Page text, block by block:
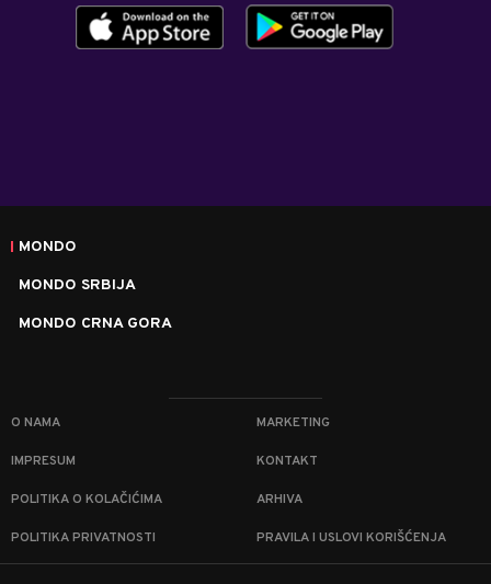
MONDO
MONDO SRBIJA
MONDO CRNA GORA
O NAMA MARKETING
IMPRESUM KONTAKT
POLITIKA O KOLAČIĆIMA ARHIVA
POLITIKA PRIVATNOSTI PRAVILA I USLOVI KORIŠĆENJA